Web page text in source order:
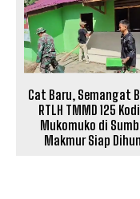
Cat Baru, Semangat
RTLH TMMD 125
Mukomuko di
Makmur Siap